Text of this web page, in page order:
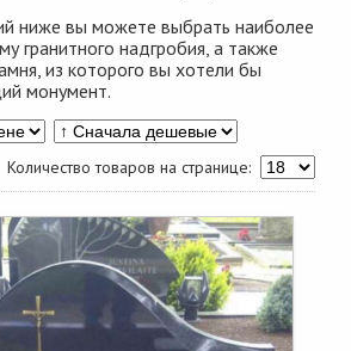
ниже вы можете выбрать наиболее
гранитного надгробия, а также
из которого вы хотели бы
монумент.
Количество товаров на странице: